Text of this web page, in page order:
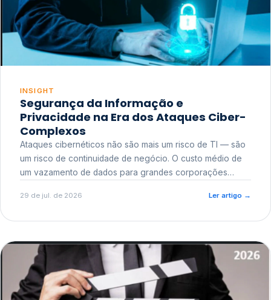
INSIGHT
Segurança da Informação e
Privacidade na Era dos Ataques Ciber-
Complexos
Ataques cibernéticos não são mais um risco de TI — são
um risco de continuidade de negócio. O custo médio de
um vazamento de dados para grandes corporações
reputacional e o risco regulatório junto a órgãos como a
29 de jul. de 2026 Ler artigo →